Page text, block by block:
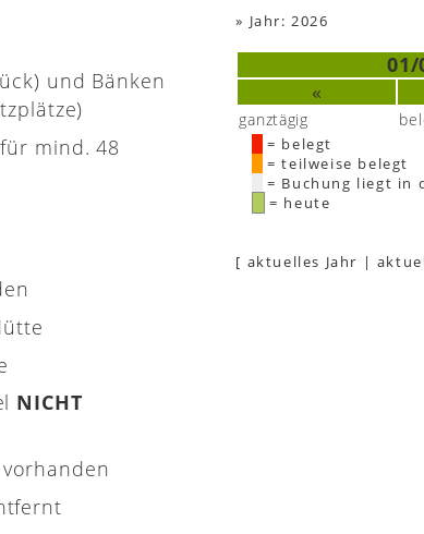
und Bänken
mind. 48
NICHT
vorhanden
» Jahr: 2026
01/
«
ganztägig
= belegt
= teilweise belegt
= Buchung liegt in
= heute
[ aktuelles Jahr |